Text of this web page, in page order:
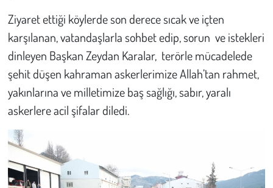
Ziyaret ettiği köylerde son derece sıcak ve içten
karşılanan, vatandaşlarla sohbet edip, sorun ve istekleri
dinleyen Başkan Zeydan Karalar, terörle mücadelede
şehit düşen kahraman askerlerimize Allah’tan rahmet,
yakınlarına ve milletimize baş sağlığı, sabır, yaralı
askerlere acil şifalar diledi.